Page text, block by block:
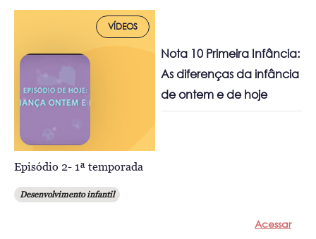
VÍDEOS
Nota 10 Primeira Infância:
As diferenças da infância
de ontem e de hoje
Episódio 2- 1ª temporada
Desenvolvimento infantil
Acessar